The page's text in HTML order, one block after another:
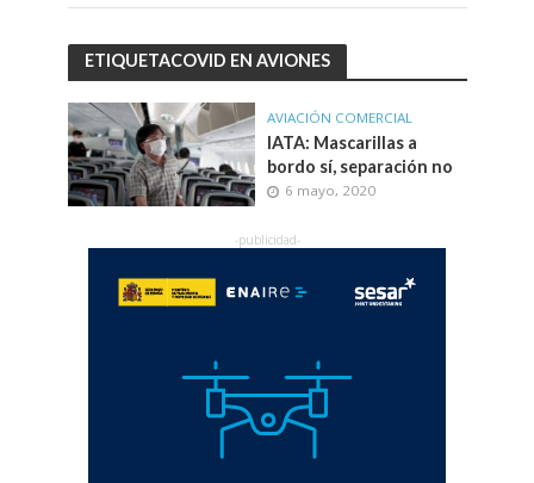
ETIQUETACOVID EN AVIONES
AVIACIÓN COMERCIAL
IATA: Mascarillas a
bordo sí, separación no
6 mayo, 2020